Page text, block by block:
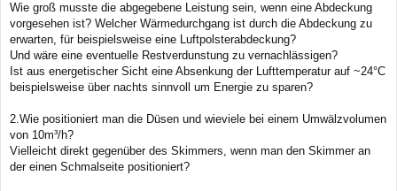
Wie groß musste die abgegebene Leistung sein, wenn eine Abdeckung
vorgesehen ist? Welcher Wärmedurchgang ist durch die Abdeckung zu
erwarten, für beispielsweise eine Luftpolsterabdeckung?
Und wäre eine eventuelle Restverdunstung zu vernachlässigen?
Ist aus energetischer Sicht eine Absenkung der Lufttemperatur auf ~24°C
beispielsweise über nachts sinnvoll um Energie zu sparen?
2.Wie positioniert man die Düsen und wieviele bei einem Umwälzvolumen
von 10m³/h?
Vielleicht direkt gegenüber des Skimmers, wenn man den Skimmer an
der einen Schmalseite positioniert?